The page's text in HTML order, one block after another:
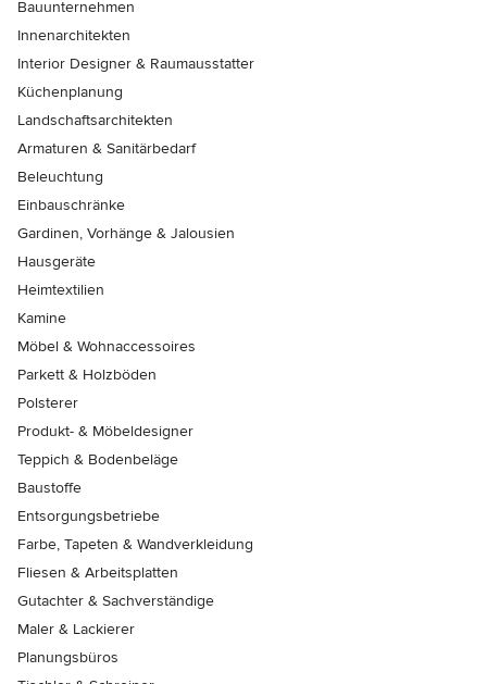
Bauunternehmen
Innenarchitekten
Interior Designer & Raumausstatter
Küchenplanung
Landschaftsarchitekten
Armaturen & Sanitärbedarf
Beleuchtung
Einbauschränke
Gardinen, Vorhänge & Jalousien
Hausgeräte
Heimtextilien
Kamine
Möbel & Wohnaccessoires
Parkett & Holzböden
Polsterer
Produkt- & Möbeldesigner
Teppich & Bodenbeläge
Baustoffe
Entsorgungsbetriebe
Farbe, Tapeten & Wandverkleidung
Fliesen & Arbeitsplatten
Gutachter & Sachverständige
Maler & Lackierer
Planungsbüros